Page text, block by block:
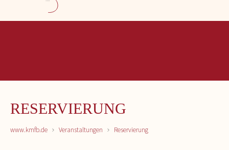
RESERVIERUNG
www.kmfb.de Veranstaltungen Reservierung